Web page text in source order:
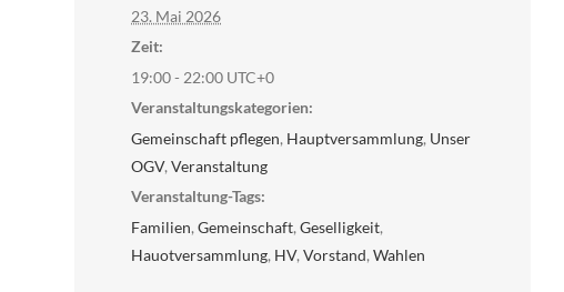
23. Mai 2026
Zeit:
19:00 - 22:00 UTC+0
Veranstaltungskategorien:
Gemeinschaft pflegen, Hauptversammlung, Unser
OGV,Veranstaltung
Veranstaltung-Tags:
Familien,Gemeinschaft,Geselligkeit,
Hauotversammlung, HV,Vorstand,Wahlen